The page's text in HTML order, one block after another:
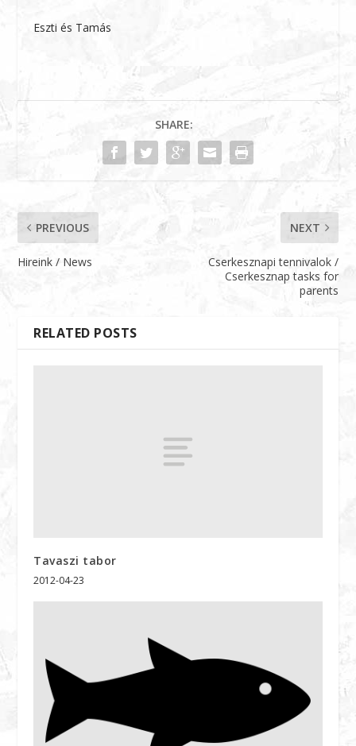
Eszti és Tamás
SHARE:
PREVIOUS
Hireink / News
NEXT
Cserkesznapi tennivalok /
Cserkesznap tasks for
parents
RELATED POSTS
Tavaszi tabor
2012-04-23